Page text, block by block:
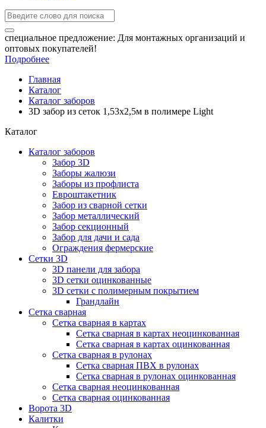
специальное предложение: Для монтажных организаций и
оптовых покупателей!
Подробнее
Главная
Каталог
Каталог заборов
3D забор из сеток 1,53x2,5м в полимере Light
Каталог
Каталог заборов
Забор 3D
Заборы жалюзи
Заборы из профлиста
Евроштакетник
Забор из сварной сетки
Забор металлический
Забор секционный
Забор для дачи и сада
Ограждения фермерские
Сетки 3D
3D панели для забора
3D сетки оцинкованные
3D сетки с полимерным покрытием
Грандлайн
Сетка сварная
Сетка сварная в картах
Сетка сварная в картах неоцинкованная
Сетка сварная в картах оцинкованная
Сетка сварная в рулонах
Cетка сварная ПВХ в рулонах
Сетка сварная в рулонах оцинкованная
Сетка сварная неоцинкованная
Сетка сварная оцинкованная
Ворота 3D
Калитки